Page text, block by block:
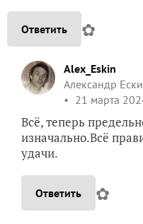
Ответить ✿
Alex_Eskin
Александр
21 марта
Всё, теперь
изначально.Всё
удачи.
Ответить ✿